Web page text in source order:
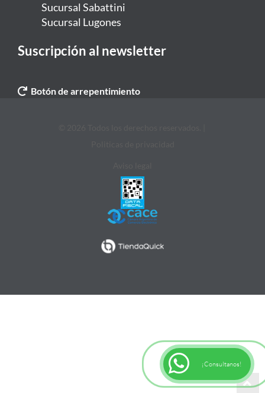
Sucursal Sabattini
Sucursal Lugones
Suscripción al newsletter
Botón de arrepentimiento
¡Consultanos!